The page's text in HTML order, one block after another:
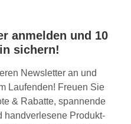
anmelden und 10
sichern!
Newsletter an und
Laufenden! Freuen Sie
& Rabatte, spannende
handverlesene Produkt-